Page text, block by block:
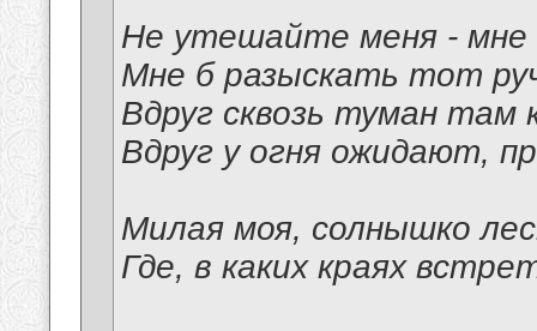
Не утешайте меня - мне
Мне б разыскать тот
Вдруг сквозь туман там
Вдруг у огня ожидают,
Милая моя, солнышко
Где, в каких краях